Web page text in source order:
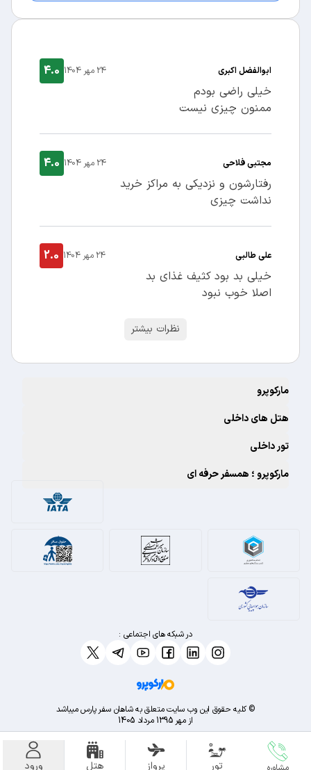
ابوالفضل اکبری 24 مهر 1404
4.0
خیلی راضی بودم
ممنون چیزی نیست
مجتبی فلاحی 24 مهر 1404
4.0
رفتارشون و نزدیکی به مراکز خرید
نداشت چیزی
علی طالبی 24 مهر 1404
2.0
خیلی بد بود کثیف غذای بد
اصلا خوب نبود
نظرات بیشتر
تور پرواز هتل ورود
مارکوپرو
هتل های داخلی
تور داخلی
مارکوپرو ؛ همسفر حرفه ای
در شبکه های اجتماعی :
© کلیه حقوق این وب سایت متعلق به شاهان سفر پارس میباشد
از مهر 1395 مرداد 1405